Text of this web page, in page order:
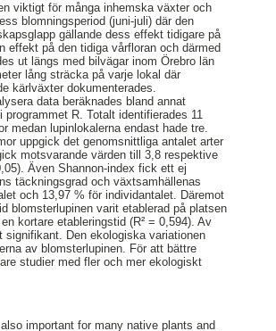
viktigt för många inhemska växter och
blomningsperiod (juni-juli) där den
gällande dess effekt tidigare på
effekt på den tidiga vårfloran och därmed
ut längs med bilvägar inom Örebro län
lång sträcka på varje lokal där
kärlväxter dokumenterades.
data beräknades bland annat
R. Totalt identifierades 11
medan lupinlokalerna endast hade tre.
uppgick det genomsnittliga antalet arter
motsvarande värden till 3,8 respektive
Även Shannon-index fick ett ej
täckningsgrad och växtsamhällenas
och 13,97 % för individantalet. Däremot
blomsterlupinen varit etablerad på platsen
kortare etableringstid (R² = 0,594). Av
Den ekologiska variationen
av blomsterlupinen. För att bättre
studier med fler och mer ekologiskt
important for many native plants and